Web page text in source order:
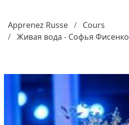
Apprenez Russe
Cours
Живая вода - Софья Фисенко